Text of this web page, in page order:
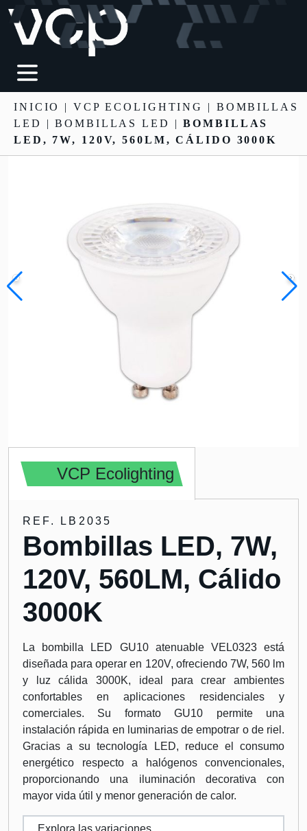
INICIO | VCP ECOLIGHTING | BOMBILLAS
LED
| BOMBILLAS LED |BOMBILLAS
LED, 7W, 120V, 560LM, CÁLIDO 3000K
VCP Ecolighting
REF. LB2035
Bombillas LED, 7W,
120V, 560LM, Cálido
3000K
La bombilla LED GU10 atenuable VEL0323 está
diseñada para operar en 120V, ofreciendo 7W, 560 lm
y luz cálida 3000K, ideal para crear ambientes
confortables en aplicaciones residenciales y
comerciales. Su formato GU10 permite una
instalación rápida en luminarias de empotrar o de riel.
Gracias a su tecnología LED, reduce el consumo
energético respecto a halógenos convencionales,
proporcionando una iluminación decorativa con
mayor vida útil y menor generación de calor.
Explora las variaciones